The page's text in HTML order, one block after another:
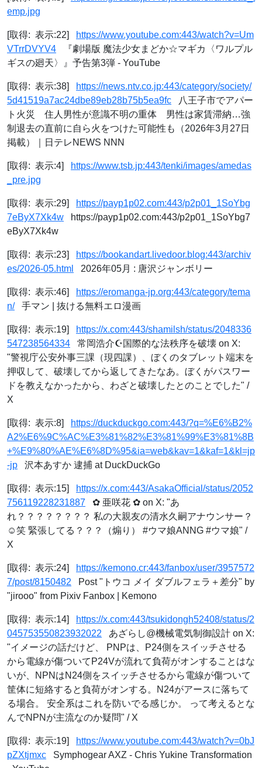
emp.jpg
[取得: 表示:22]
https://www.youtube.com:443/watch?v=Um
VTrrDVYV4 『劇場版 魔法少女まどか☆マギカ〈ワルプル
ギスの廻天〉』予告第3弾 - YouTube
[取得: 表示:38]
https://news.ntv.co.jp:443/category/society/
5d41519a7ac24dbe89eb28b75b5ea9fc 八王子市でアパー
ト火災 住人男性が意識不明の重体 男性は家賃滞納…強
制退去の直前に自ら火をつけた可能性も（2026年3月27日
掲載）｜日テレNEWS NNN
[取得: 表示:4]
https://www.tsb.jp:443/tenki/images/amedas
_pre.jpg
[取得: 表示:29]
https://payp1p02.com:443/p2p01_1SoYbg
7eByX7Xk4w https://payp1p02.com:443/p2p01_1SoYbg7
eByX7Xk4w
[取得: 表示:23]
https://bookandart.livedoor.blog:443/archiv
es/2026-05.html
2026年05月 : 唐沢ジャンボリー
[取得: 表示:46]
https://eromanga-jp.org:443/category/tema
n/手マン | 抜ける無料エロ漫画
[取得: 表示:19]
https://x.com:443/shamilsh/status/2048336
547238564334 常岡浩介☪国際的な法秩序を破壊 on X:
"警視庁公安外事三課（現四課）、ぼくのタブレット端末を
押収して、破壊してから返してきたなあ。ぼくがパスワー
ドを教えなかったから、わざと破壊したとのことでした" /
X
[取得: 表示:8]
https://duckduckgo.com:443/?q=%E6%B2%
A2%E6%9C%AC%E3%81%82%E3%81%99%E3%81%8B
+%E9%80%AE%E6%8D%95&ia=web&kav=1&kaf=1&kl=jp
-jp 沢本あすか 逮捕 at DuckDuckGo
[取得: 表示:15]
https://x.com:443/AsakaOfficial/status/2052
756119228231887 ✿ 亜咲花 ✿ on X: "あ
れ？？？？？？？？ 私の大親友の清水久嗣アナウンサー？
☺️笑 緊張してる？？？（煽り） #ウマ娘ANNG #ウマ娘" /
X
[取得: 表示:24]
https://kemono.cr:443/fanbox/user/3957572
7/post/8150482 Post "トウコ メイ ダブルフェラ＋差分" by
"jirooo" from Pixiv Fanbox | Kemono
[取得: 表示:14]
https://x.com:443/tsukidongh52408/status/2
045753550823932022 あざらし@機械電気制御設計 on X:
"イメージの話だけど、 PNPは、P24側をスイッチさせる
から電線が傷ついてP24Vが流れて負荷がオンすることはな
いが、NPNはN24側をスイッチさせるから電線が傷ついて
筐体に短絡すると負荷がオンする。N24がアースに落ちて
る場合。 安全系はこれを防いでる感じか。 って考えるとな
んでNPNが主流なのか疑問" / X
[取得: 表示:19]
https://www.youtube.com:443/watch?v=0bJ
pZXtjmxc Symphogear AXZ - Chris Yukine Transformation